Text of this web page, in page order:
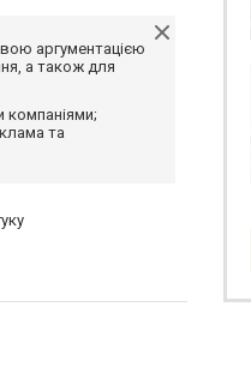
аргументацією
а також для
компаніями;
та